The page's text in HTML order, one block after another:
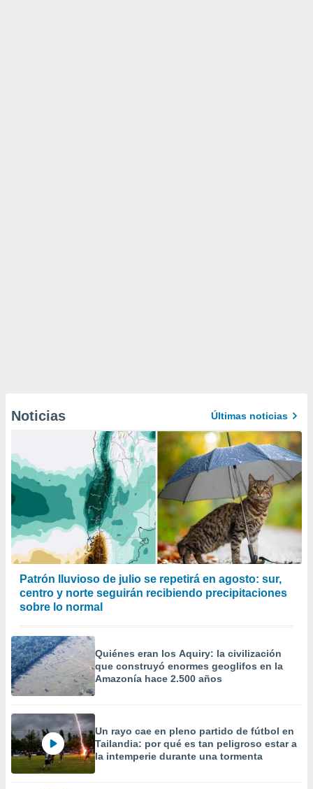
Noticias Últimas noticias
Patrón lluvioso de julio se repetirá en agosto: sur,
centro y norte seguirán recibiendo precipitaciones
sobre lo normal
Quiénes eran los Aquiry: la civilización
que construyó enormes geoglifos en la
Amazonía hace 2.500 años
Un rayo cae en pleno partido de fútbol en
Tailandia: por qué es tan peligroso estar a
la intemperie durante una tormenta